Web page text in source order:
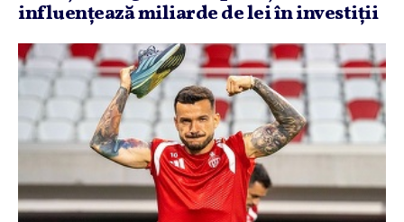
influenţează miliarde de lei în investiţii